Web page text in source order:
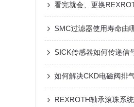
SICK传感器如何传递信